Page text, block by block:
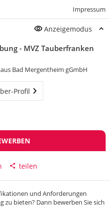
Impressum
Anzeigemodus
- MVZ Tauberfranken
Bad Mergentheim gGmbH
Profil
teilen
und Anforderungen
zu bieten? Dann bewerben Sie sich